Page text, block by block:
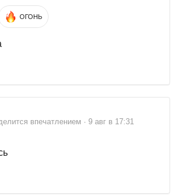
ОГОНЬ
впечатлением · 9 авг в 17:31